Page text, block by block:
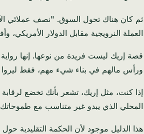
ثم كان هناك تحول السوق. "نصف عملائي
العملة النرويجية مقابل الدولار الأمريكي،
قصة إريك ليست فريدة من نوعها. إنها
ورأس مالهم في بناء شيء مهم، فقط ليروا
المحلي الذي يبدو غير متناسب مع طموحاتك
هذا الدليل موجود لأن الحكمة التقليدية